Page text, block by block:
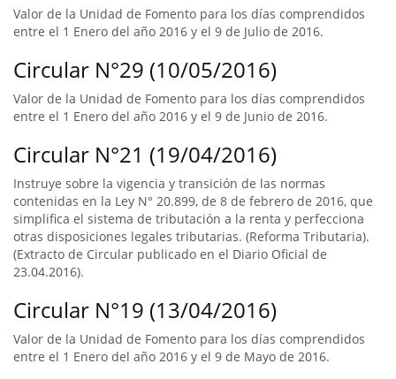
Valor de la Unidad de Fomento para los días comprendidos
entre el 1 Enero del año 2016 y el 9 de Julio de 2016.
Circular N°29 (10/05/2016)
Valor de la Unidad de Fomento para los días comprendidos
entre el 1 Enero del año 2016 y el 9 de Junio de 2016.
Circular N°21 (19/04/2016)
Instruye sobre la vigencia y transición de las normas
contenidas en la Ley N° 20.899, de 8 de febrero de 2016, que
simplifica el sistema de tributación a la renta y perfecciona
otras disposiciones legales tributarias. (Reforma Tributaria).
(Extracto de Circular publicado en el Diario Oficial de
23.04.2016).
Circular N°19 (13/04/2016)
Valor de la Unidad de Fomento para los días comprendidos
entre el 1 Enero del año 2016 y el 9 de Mayo de 2016.